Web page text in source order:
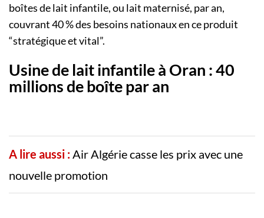
boîtes de lait infantile, ou lait maternisé, par an,
couvrant 40 % des besoins nationaux en ce produit
“stratégique et vital”.
Usine de lait infantile à Oran : 40
millions de boîte par an
A lire aussi :Air Algérie casse les prix avec une
nouvelle promotion